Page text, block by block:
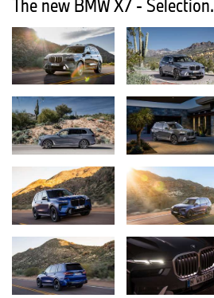
The new BMW X7 (04/2022).